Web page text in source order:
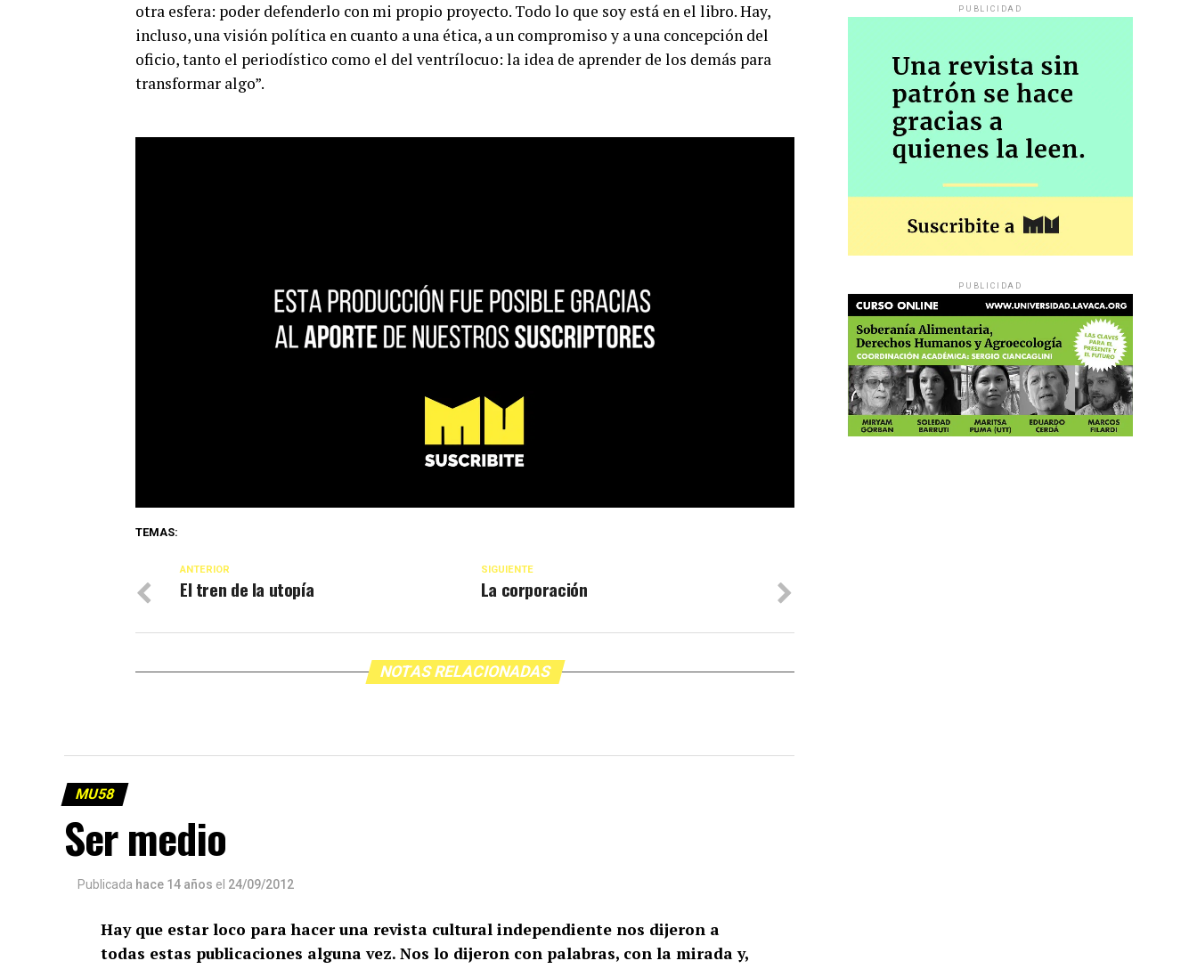
otra esfera: poder defenderlo con mi propio proyecto. Todo lo que soy está en el libro. Hay,
incluso, una visión política en cuanto a una ética, a un compromiso y a una concepción del
oficio, tanto el periodístico como el del ventrílocuo: la idea de aprender de los demás para
transformar algo”.
TEMAS:
SIGUIENTE
La corporación
ANTERIOR
El tren de la utopía
NOTAS RELACIONADAS
MU58
Ser medio
Publicada hace 14 años el 24/09/2012
Hay que estar loco para hacer una revista cultural independiente nos dijeron a
todas estas publicaciones alguna vez. Nos lo dijeron con palabras, con la mirada y,
PUBLICIDAD
PUBLICIDAD